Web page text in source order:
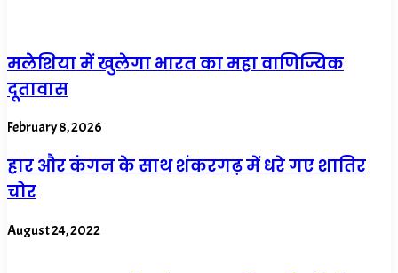
मलेशिया में खुलेगा भारत का महा वाणिज्यिक
दूतावास
February 8, 2026
हार और कंगन के साथ शंकरगढ़ में धरे गए शातिर
चोर
August 24, 2022